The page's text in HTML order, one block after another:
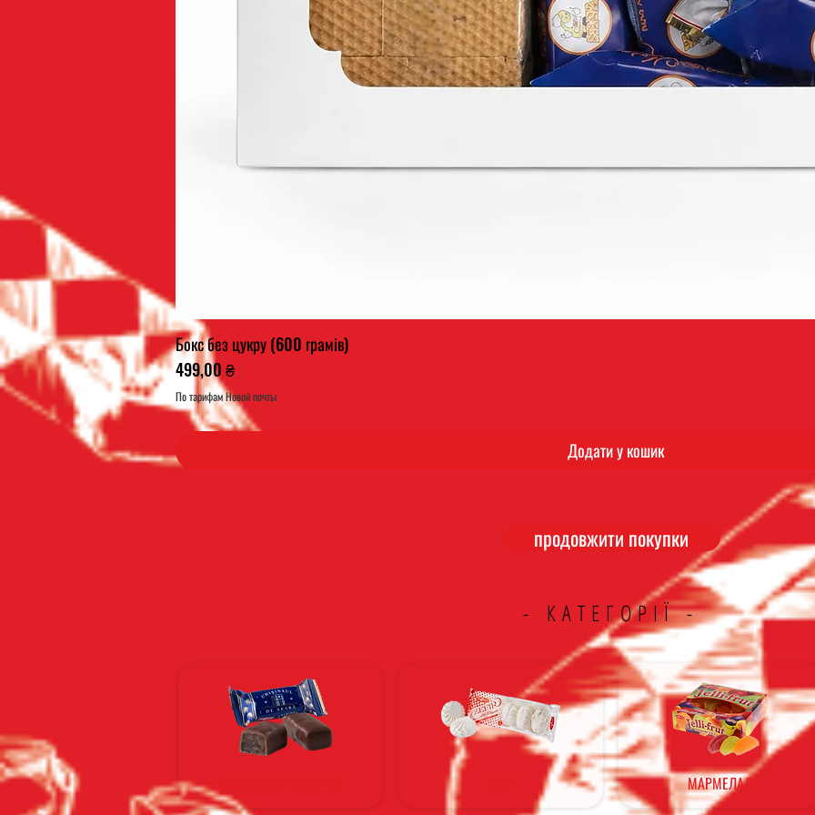
Бокс без цукру (600 грамів)
Ціна
499,00 ₴
По тарифам Новой почты
Додати у кошик
продовжити покупки
- КАТЕГОРІЇ -
МАРМЕЛАД